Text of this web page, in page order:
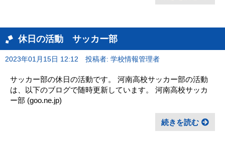
休日の活動 サッカー部
2023年01月15日 12:12 投稿者: 学校情報管理者
サッカー部の休日の活動です。 河南高校サッカー部の活動
は、以下のブログで随時更新しています。 河南高校サッカ
ー部 (goo.ne.jp)
続きを読む